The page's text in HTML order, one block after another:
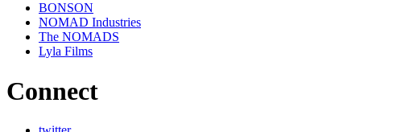
BONSON
NOMAD Industries
The NOMADS
Lyla Films
Connect